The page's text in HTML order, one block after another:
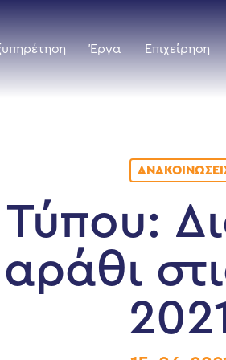
Έργα Επιχείρηση
Τύπου:
2021